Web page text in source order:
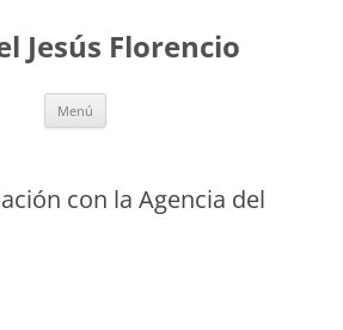
Jesús Florencio
Menú
con la Agencia del